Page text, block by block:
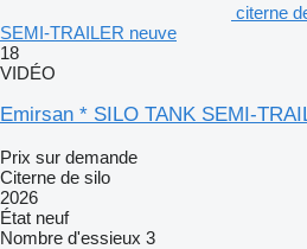
citerne
SEMI-TRAILER neuve
18
VIDÉO
Emirsan * SILO TANK SEMI-
Prix sur demande
Citerne de silo
2026
État neuf
Nombre d'essieux 3